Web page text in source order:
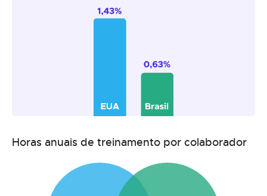
Horas anuais de treinamento por colaborador